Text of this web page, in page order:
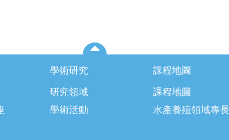
學術研究
研究領域
學術活動
課程地圖
課程地圖
水產養殖領域專長